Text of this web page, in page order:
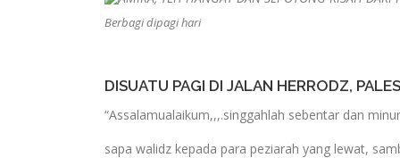
Berbagi dipagi hari
DISUATU PAGI DI JALAN HERRODZ,
“Assalamualaikum,,,.singgahlah sebentar dan
sapa walidz kepada para peziarah yang lewat,